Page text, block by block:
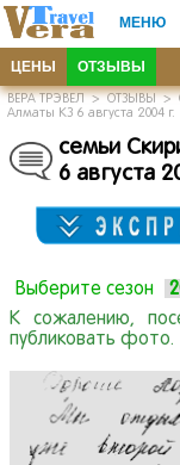
МЕНЮ
ЦЕНЫ ОТЗЫВЫ
ВЕРА ТРЭВЕЛ>ОТЗЫВЫ>
Алматы КЗ 6 августа 2004 г.
семьи
6 августа
Выберите сезон
К сожалению,
публиковать фото.